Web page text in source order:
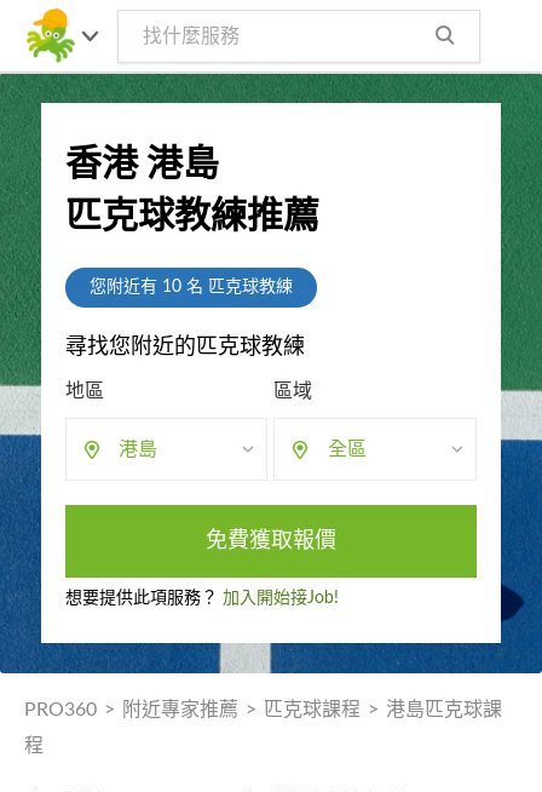
香港 港島
匹克球教練推薦
您附近有 10名 匹克球教練
尋找您附近的匹克球教練
地區
港島
區域
全區
免費獲取報價
想要提供此項服務？ 加入開始接Job!
PRO360 > 附近專家推薦 > 匹克球課程 > 港島匹克球課
程